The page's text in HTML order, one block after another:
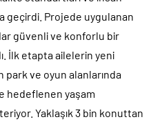
geçirdi. Projede uygulanan
güvenli ve konforlu bir
İlk etapta ailelerin yeni
park ve oyun alanlarında
hedeflenen yaşam
Yaklaşık 3 bin konuttan